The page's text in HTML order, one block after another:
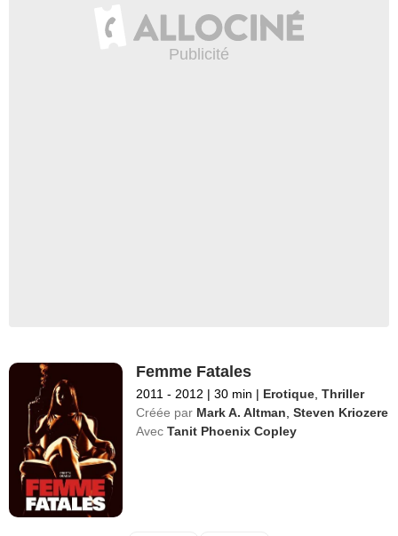
Femme Fatales
2011 - 2012 | 30 min | Erotique,Thriller
Créée par Mark A. Altman,Steven Kriozere
Avec Tanit Phoenix Copley